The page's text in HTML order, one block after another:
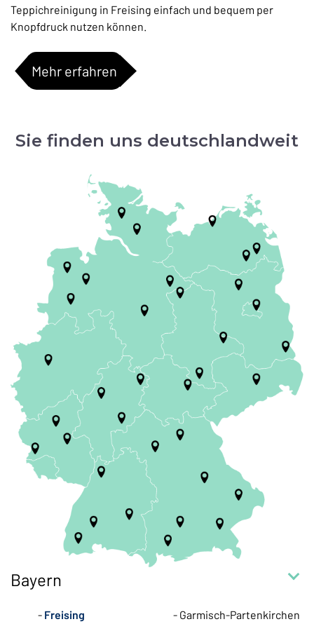
Teppichreinigung in Freising einfach und bequem per
Knopfdruck nutzen können.
Mehr erfahren
Sie finden uns deutschlandweit
Bayern
Freising
Garmisch-Partenkirchen